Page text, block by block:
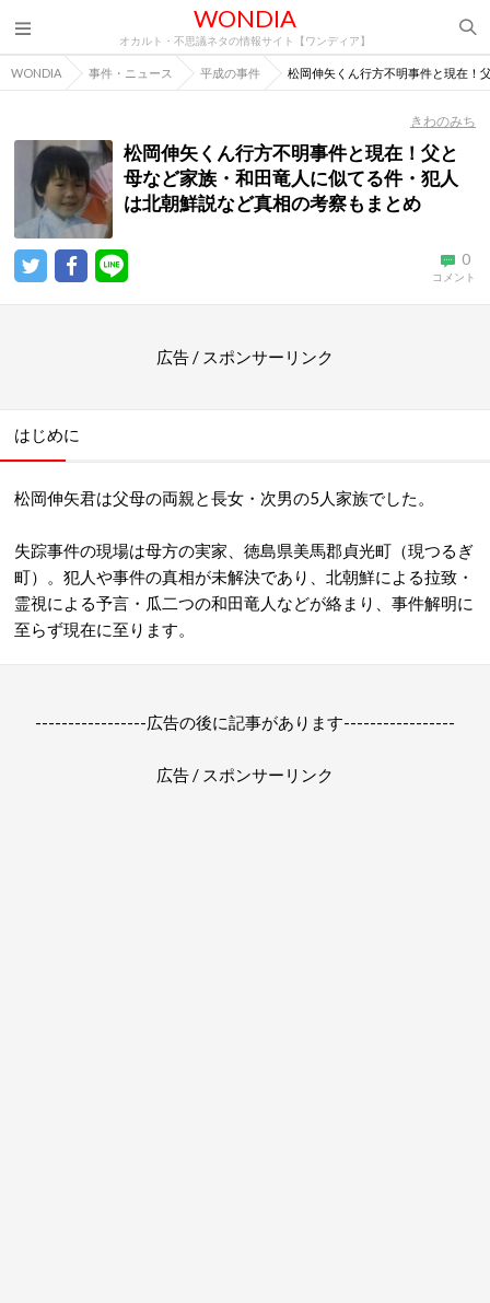
WONDIA
オカルト・不思議ネタの情報サイト【ワンディア】
WONDIA 事件・ニュース 平成の事件 松岡伸矢くん行方不明事件と現在！
きわのみち
松岡伸矢くん行方不明事件と現在！父と
母など家族・和田竜人に似てる件・犯人
は北朝鮮説など真相の考察もまとめ
0
コメント
広告 / スポンサーリンク
はじめに
松岡伸矢君は父母の両親と長女・次男の5人家族でした。
失踪事件の現場は母方の実家、徳島県美馬郡貞光町（現つるぎ
町）。犯人や事件の真相が未解決であり、北朝鮮による拉致・
霊視による予言・瓜二つの和田竜人などが絡まり、事件解明に
至らず現在に至ります。
-----------------広告の後に記事があります-----------------
広告 / スポンサーリンク